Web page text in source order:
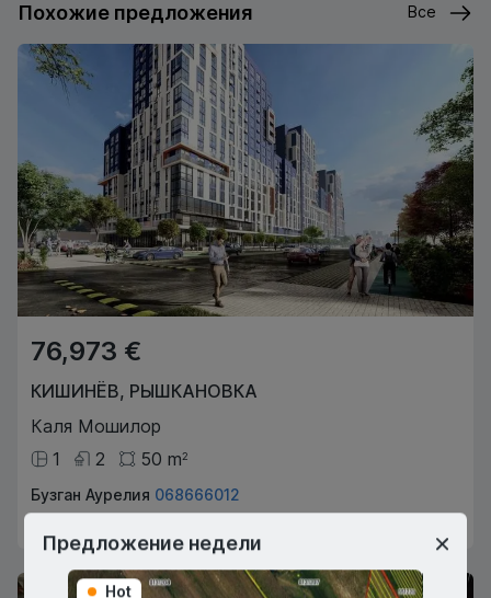
Похожие предложения Все
76,973 €
КИШИНЁВ, РЫШКАНОВКА
Каля Мошилор
1
2 50 m2
Бузган Аурелия 068666012
Агент по недвижимости
Предложение недели
Hot